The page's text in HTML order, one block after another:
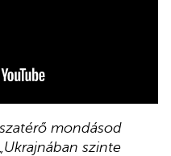
mondásod
szinte